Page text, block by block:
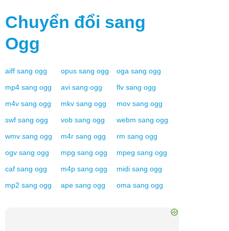
Chuyển đổi sang
Ogg
aiff sang ogg opus sang ogg oga sang ogg
mp4 sang ogg avi sang ogg flv sang ogg
m4v sang ogg mkv sang ogg mov sang ogg
swf sang ogg vob sang ogg webm sang ogg
wmv sang ogg m4r sang ogg rm sang ogg
ogv sang ogg mpg sang ogg mpeg sang ogg
caf sang ogg m4p sang ogg midi sang ogg
mp2 sang ogg ape sang ogg oma sang ogg